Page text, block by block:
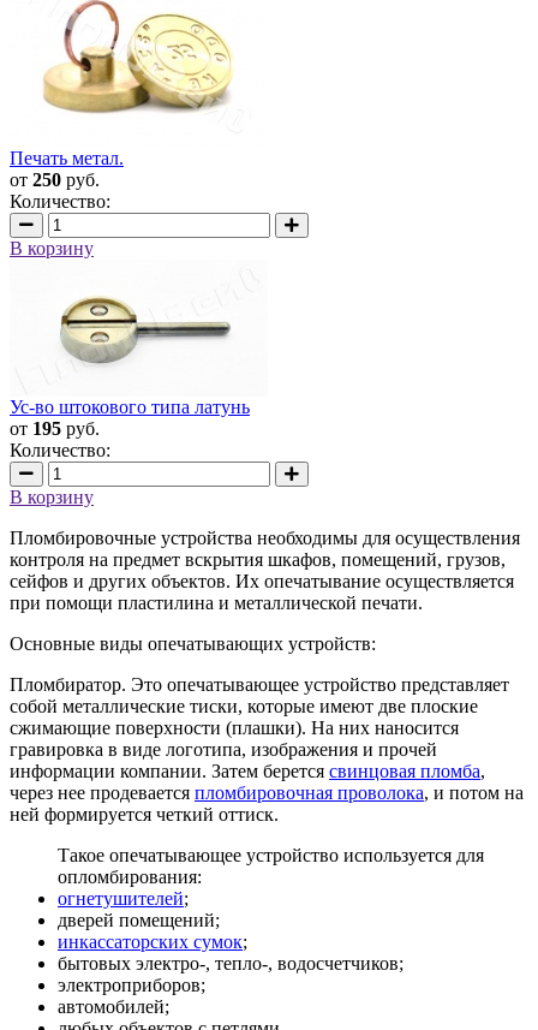
Печать метал.
от 250 руб.
Количество:
В корзину
Ус-во штокового типа латунь
от 195 руб.
Количество:
В корзину
Пломбировочные устройства необходимы для осуществления
контроля на предмет вскрытия шкафов, помещений, грузов,
сейфов и других объектов. Их опечатывание осуществляется
при помощи пластилина и металлической печати.
Основные виды опечатывающих устройств:
Пломбиратор. Это опечатывающее устройство представляет
собой металлические тиски, которые имеют две плоские
сжимающие поверхности (плашки). На них наносится
гравировка в виде логотипа, изображения и прочей
информации компании. Затем берется свинцовая пломба,
через нее продевается пломбировочная проволока, и потом на
ней формируется четкий оттиск.
Такое опечатывающее устройство используется для
опломбирования:
огнетушителей;
дверей помещений;
инкассаторских сумок;
бытовых электро-, тепло-, водосчетчиков;
электроприборов;
автомобилей;